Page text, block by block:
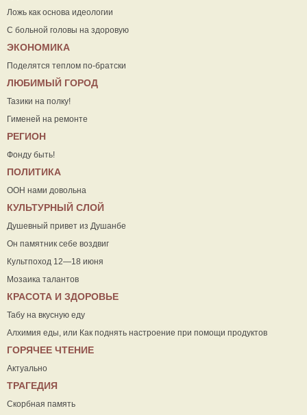
Ложь как основа идеологии
С больной головы на здоровую
ЭКОНОМИКА
Поделятся теплом по-братски
ЛЮБИМЫЙ ГОРОД
Тазики на полку!
Гименей на ремонте
РЕГИОН
Фонду быть!
ПОЛИТИКА
ООН нами довольна
КУЛЬТУРНЫЙ СЛОЙ
Душевный привет из Душанбе
Он памятник себе воздвиг
Культпоход 12—18 июня
Мозаика талантов
КРАСОТА И ЗДОРОВЬЕ
Табу на вкусную еду
Алхимия еды, или Как поднять настроение при помощи продуктов
ГОРЯЧЕЕ ЧТЕНИЕ
Актуально
ТРАГЕДИЯ
Скорбная память